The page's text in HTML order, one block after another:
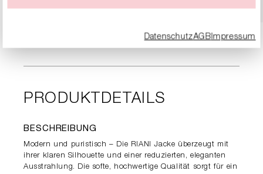
PRODUKTDETAILS
BESCHREIBUNG
Modern und puristisch – Die RIANI Jacke überzeugt mit
ihrer klaren Silhouette und einer reduzierten, eleganten
Ausstrahlung. Die softe, hochwertige Qualität sorgt für ein
DatenschutzAGBImpressum